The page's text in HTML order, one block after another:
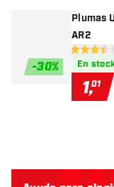
-30%
Plumas
AR2
3.5
En
1,01